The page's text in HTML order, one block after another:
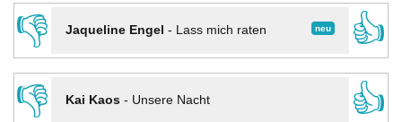
👎
neu
Jaqueline Engel - Lass mich raten
👍
👎
Kai Kaos- Unsere Nacht
👍